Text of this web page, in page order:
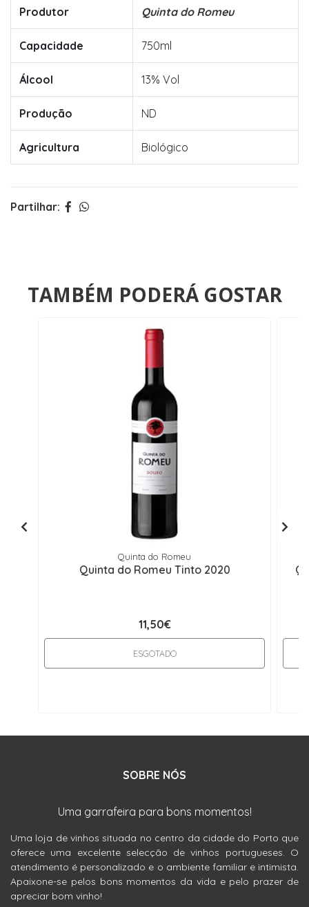
Produtor Quinta do Romeu
Capacidade 750ml
Álcool 13% Vol
Produção ND
Agricultura Biológico
Partilhar:
TAMBÉM PODERÁ GOSTAR
Quinta do Romeu
Quinta do Romeu Tinto 2020
11,50€
ESGOTADO
SOBRE NÓS
Uma garrafeira para bons momentos!
Uma loja de vinhos situada no centro da cidade do Porto que
oferece uma excelente selecção de vinhos portugueses. O
atendimento é personalizado e o ambiente familiar e intimista.
Apaixone-se pelos bons momentos da vida e pelo prazer de
apreciar bom vinho!